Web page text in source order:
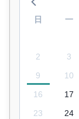
日 一
2
3
9
10
16
17
23
24